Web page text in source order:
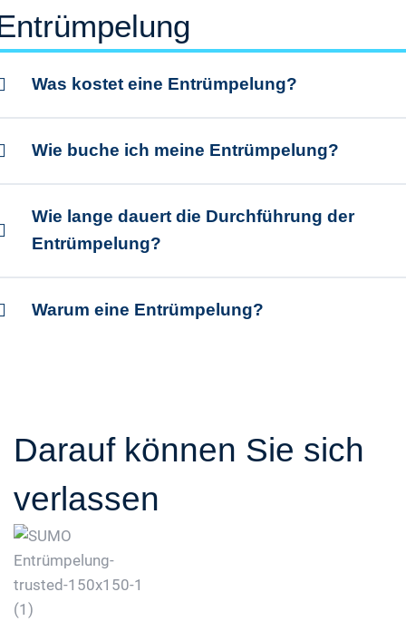
Was kostet eine Entrümpelung?
Wie buche ich meine Entrümpelung?
Wie lange dauert die Durchführung der
Entrümpelung?
Warum eine Entrümpelung?
Darauf können Sie sich
verlassen